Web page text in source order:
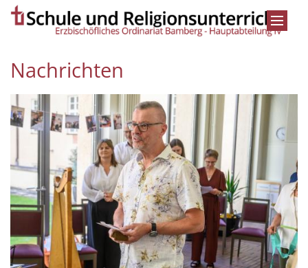
Zum Inhalt springen
Nachrichten